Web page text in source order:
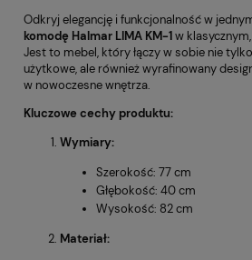
Odkryj elegancję i funkcjonalność w
komodę Halmar LIMA KM-1w
Jest to mebel, który łączy w sobie nie
użytkowe, ale również wyrafinowany
w nowoczesne wnętrza.
Kluczowe cechy produktu:
Wymiary:
Szerokość: 77 cm
Głębokość: 40 cm
Wysokość: 82 cm
Materiał: